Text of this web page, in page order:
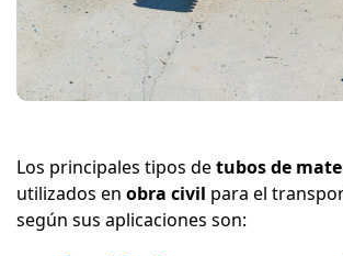
Los principales tipos detubos de
utilizados en obra civil para el
según sus aplicaciones son: